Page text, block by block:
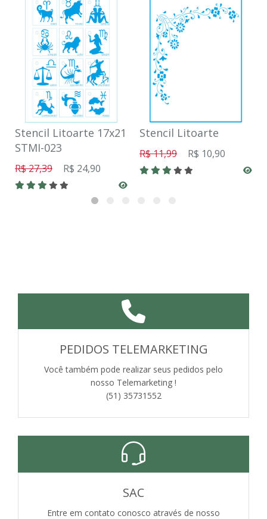
Stencil Litoarte 17x21
STMI-023
R$ 27,39 R$ 24,90
Stencil Litoarte
R$ 11,99 R$ 10,90
PEDIDOS TELEMARKETING
Você também pode realizar seus pedidos pelo
nosso Telemarketing !
(51) 35731552
SAC
Entre em contato conosco através de nosso